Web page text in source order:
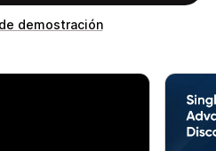
demostración